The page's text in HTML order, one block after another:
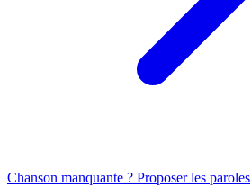
Chanson manquante ? Proposer les paroles